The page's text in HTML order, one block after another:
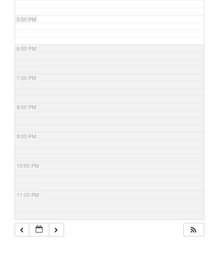
5:00 PM
6:00 PM
7:00 PM
8:00 PM
9:00 PM
10:00 PM
11:00 PM